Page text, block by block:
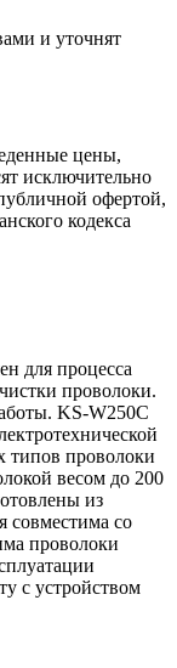
и уточнят
цены,
исключительно
офертой,
кодекса
для процесса
проволоки.
KS-W250C
типов проволоки
весом до 200
из
совместима со
проволоки
с устройством